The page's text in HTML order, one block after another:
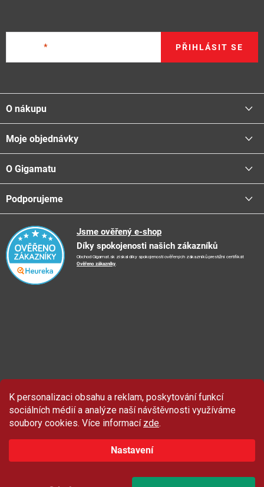
K personalizaci obsahu a reklam, poskytování funkcí
sociálních médií a analýze naší návštěvnosti využíváme
soubory cookies. Více informací zde.
Nastavení
PŘIHLÁSIT SE
á
p
a
O nákupu
Proč nakupovat u nás
Platba - možnosti
Centrála a odběrná místa
Reklamační řád
Vrácení zboží a reklamace
Doporučení při nákupu
Ochrana osobních údajů
Moje objednávky
Přihlásit
O Gigamatu
📞Kontakty
📺TV reklama
📝Blog
🤝 Partneři
Podporujeme
Podporujeme
🏨FN Bulovka
🏨Nemocnice Homolka
Jsme ověřený e-shop
Díky spokojenosti našich zákazníků
Obchod Gigamat.sk získal díky spokojenosti ověřených zákazníků prestižní certifikát
Ověřeno zákazníky.